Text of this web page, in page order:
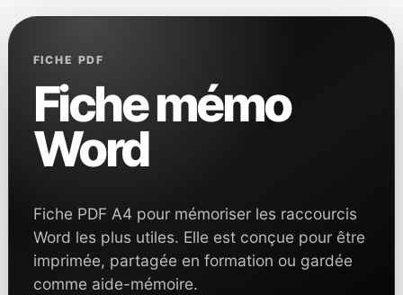
FICHE PDF
Fiche mémo
Word
Fiche PDF A4 pour mémoriser les raccourcis
Word les plus utiles. Elle est conçue pour être
imprimée, partagée en formation ou gardée
comme aide-mémoire.